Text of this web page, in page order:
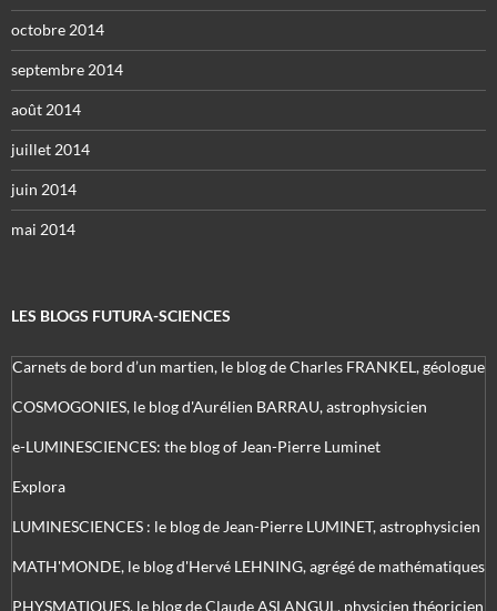
octobre 2014
septembre 2014
août 2014
juillet 2014
juin 2014
mai 2014
LES BLOGS FUTURA-SCIENCES
Carnets de bord d’un martien, le blog de Charles FRANKEL, géologue
COSMOGONIES, le blog d'Aurélien BARRAU, astrophysicien
e-LUMINESCIENCES: the blog of Jean-Pierre Luminet
Explora
LUMINESCIENCES : le blog de Jean-Pierre LUMINET, astrophysicien
MATH'MONDE, le blog d'Hervé LEHNING, agrégé de mathématiques
PHYSMATIQUES, le blog de Claude ASLANGUL, physicien théoricien